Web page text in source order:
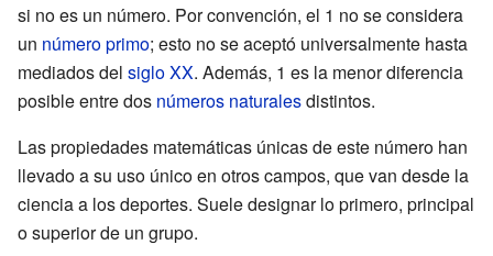
si no es un número. Por convención, el 1 no se considera
un número primo; esto no se aceptó universalmente hasta
mediados del siglo XX. Además, 1 es la menor diferencia
posible entre dos números naturalesdistintos.
Las propiedades matemáticas únicas de este número han
llevado a su uso único en otros campos, que van desde la
ciencia a los deportes. Suele designar lo primero, principal
o superior de un grupo.